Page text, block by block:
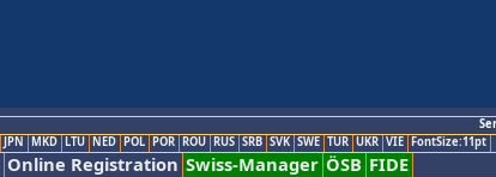
JPN MKD LTU NED POL POR ROU RUS SRB SVK SWE TUR UKR VIE FontSize:11pt
Online Registration Swiss-Manager ÖSB FIDE